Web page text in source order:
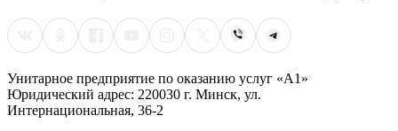
Унитарное предприятие по оказанию услуг «А1»
Юридический адрес: 220030 г. Минск, ул.
Интернациональная, 36-2